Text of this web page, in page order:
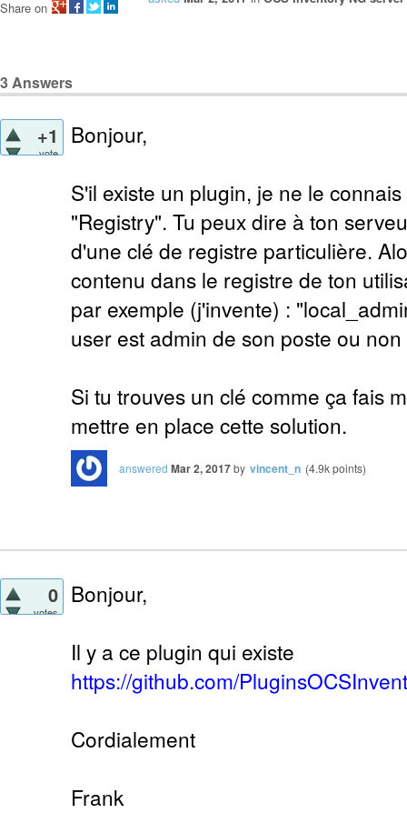
Share on
3Answers
+1
vote
Bonjour,
S'il existe un plugin, je ne le
"Registry". Tu peux dire à ton
d'une clé de registre particulière.
contenu dans le registre de ton
par exemple (j'invente) :
user est admin de son poste ou
Si tu trouves un clé comme ça fais
mettre en place cette solution.
answered Mar 2, 2017by vincent_n (4.9kpoints)
0
votes
Bonjour,
Il y a ce plugin qui existe
https://github.com/
Cordialement
Frank